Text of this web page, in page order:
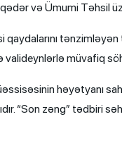
və Ümumi Təhsil
qaydalarını
müvafiq
həyətyanı
“Son zəng” tədbiri